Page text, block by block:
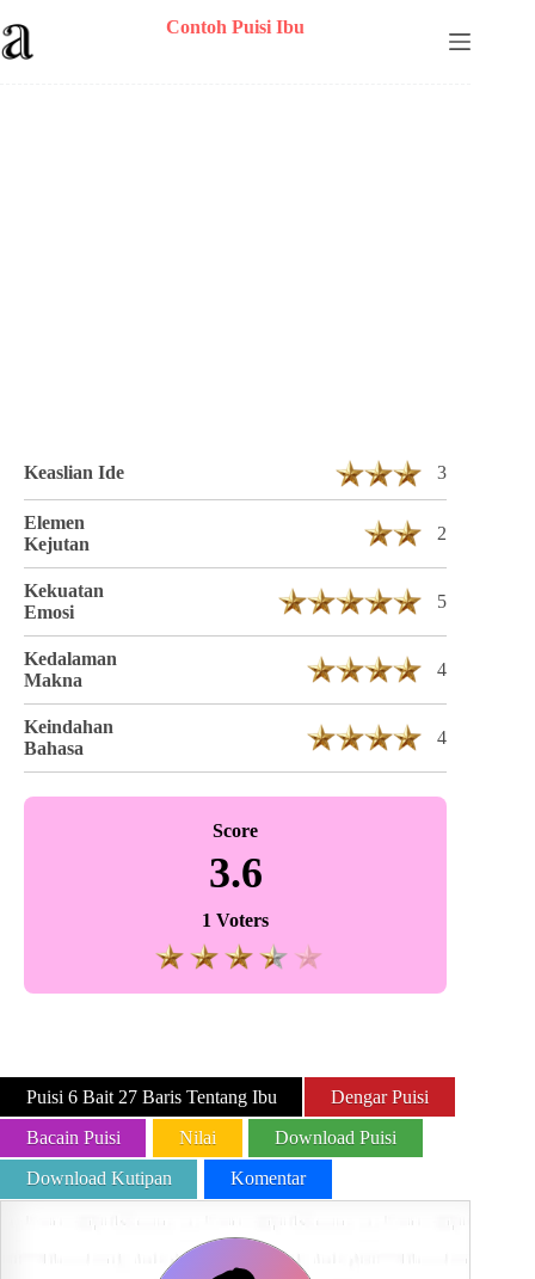
to
content
Contoh Puisi Ibu
Keaslian Ide 3
Elemen
Kejutan
2
Kekuatan
Emosi
5
Kedalaman
Makna
4
Keindahan
Bahasa
4
Score
3.6
1 Voters
Puisi 6 Bait 27 Baris Tentang Ibu Dengar Puisi
Bacain Puisi Nilai Download Puisi
Download Kutipan Komentar